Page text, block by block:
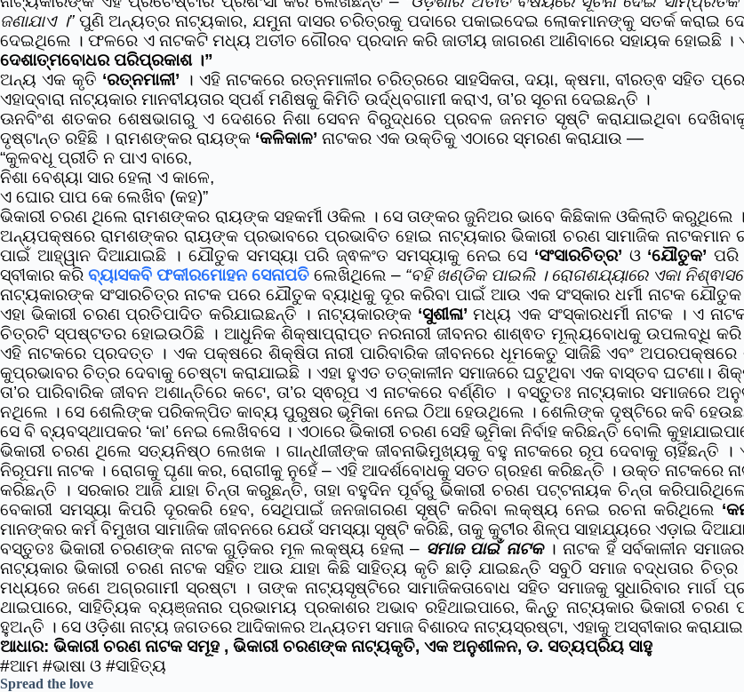
ଜଣାଯାଏ ।”ପୁଣି ଅନ୍ୟତ୍ର ନାଟ୍ୟକାର, ଯମୁନା ଦାସର ଚରିତ୍ରକୁ ପଦାରେ ପକାଇଦେଇ ଲୋକମାନଙ୍କୁ ସତର୍କ କରାଇ
ଦେଇଥିଲେ । ଫଳରେ ଏ ନାଟକଟି ମଧ୍ୟ ଅତୀତ ଗୌରବ ପ୍ରଦାନ କରି ଜାତୀୟ ଜାଗରଣ ଆଣିବାରେ ସହାୟକ ହୋଇଛି ।
ଦେଶାତ୍ମବୋଧର ପରିପ୍ରକାଶ ।”
ଅନ୍ୟ ଏକ କୃତି ‘ରତ୍ନମାଳୀ’ । ଏହି ନାଟକରେ ରତ୍ନମାଳୀର ଚରିତ୍ରରେ ସାହସିକତା, ଦୟା, କ୍ଷମା, ବୀରତ୍ଵ ସହିତ
ଏହାଦ୍ବାରା ନାଟ୍ୟକାର ମାନବୀୟତାର ସ୍ପର୍ଶ ମଣିଷକୁ କିମିତି ଉର୍ଦ୍ଧ୍ବଗାମୀ କରାଏ, ତା’ର ସୂଚନା ଦେଇଛନ୍ତି ।
ଊନବିଂଶ ଶତକର ଶେଷଭାଗରୁ ଏ ଦେଶରେ ନିଶା ସେବନ ବିରୁଦ୍ଧରେ ପ୍ରବଳ ଜନମତ ସୃଷ୍ଟି କରାଯାଇଥିବା
ଦୃଷ୍ଟାନ୍ତ ରହିଛି । ରାମଶଙ୍କର ରାୟଙ୍କ ‘କଳିକାଳ’ ନାଟକର ଏକ ଉକ୍ତିକୁ ଏଠାରେ ସ୍ମରଣ କରାଯାଉ —
“କୁଳବଧୂ ପ୍ରୀତି ନ ପାଏ ବାରେ,
ନିଶା ବେଶ୍ୟା ସାର ହେଲା ଏ କାଳେ,
ଏ ଘୋର ପାପ କେ ଲେଖିବ (କହ)”
ଭିକାରୀ ଚରଣ ଥିଲେ ରାମଶଙ୍କର ରାୟଙ୍କ ସହକର୍ମୀ ଓକିଲ । ସେ ତାଙ୍କର ଜୁନିଅର ଭାବେ କିଛିକାଳ ଓକିଲାତି
ଅନ୍ୟପକ୍ଷରେ ରାମଶଙ୍କର ରାୟଙ୍କ ପ୍ରଭାବରେ ପ୍ରଭାବିତ ହୋଇ ନାଟ୍ୟକାର ଭିକାରୀ ଚରଣ ସାମାଜିକ ନାଟକମାନ
ପାଇଁ ଆହ୍ୱାନ ଦିଆଯାଇଛି । ଯୌତୁକ ସମସ୍ୟା ପରି ଜ୍ଵଳଂତ ସମସ୍ୟାକୁ ନେଇ ସେ ‘ସଂସାରଚିତ୍ର’ ଓ ‘ଯୌତୁକ’ ପରି
ସ୍ବୀକାର କରି ବ୍ୟାସକବି ଫକୀରମୋହନ ସେନାପତି ଲେଖିଥିଲେ – “ବହି ଖଣ୍ଡିକ ପାଇଲି । ରୋଗଶଯ୍ୟାରେ ଏକା
ନାଟ୍ୟକାରଙ୍କ ସଂସାରଚିତ୍ର ନାଟକ ପରେ ଯୌତୁକ ବ୍ୟାଧିକୁ ଦୂର କରିବା ପାଇଁ ଆଉ ଏକ ସଂସ୍କାର ଧର୍ମୀ ନାଟକ
ଏହା ଭିକାରୀ ଚରଣ ପ୍ରତିପାଦିତ କରିଯାଇଛନ୍ତି । ନାଟ୍ୟକାରଙ୍କ ‘ସୁଶୀଳା’ ମଧ୍ୟ ଏକ ସଂସ୍କାରଧର୍ମୀ ନାଟକ । ଏ
ଚିତ୍ରଟି ସ୍ପଷ୍ଟତର ହୋଇଉଠିଛି । ଆଧୁନିକ ଶିକ୍ଷାପ୍ରାପ୍ତ ନରନାରୀ ଜୀବନର ଶାଶ୍ଵତ ମୂଲ୍ୟବୋଧକୁ ଉପଲବ୍ଧି
ଏହି ନାଟକରେ ପ୍ରଦତ୍ତ । ଏକ ପକ୍ଷରେ ଶିକ୍ଷିତା ନାରୀ ପାରିବାରିକ ଜୀବନରେ ଧୂମକେତୁ ସାଜିଛି ଏବଂ
କୁପ୍ରଭାବର ଚିତ୍ର ଦେବାକୁ ଚେଷ୍ଟା କରାଯାଇଛି । ଏହା ହୁଏତ ତତ୍କାଳୀନ ସମାଜରେ ଘଟୁଥିବା ଏକ ବାସ୍ତବ ଘଟଣା।
ତା’ର ପାରିବାରିକ ଜୀବନ ଅଶାନ୍ତିରେ କଟେ, ତା’ର ସ୍ଵରୂପ ଏ ନାଟକରେ ବର୍ଣ୍ଣିତ । ବସ୍ତୁତଃ ନାଟ୍ୟକାର
ନଥିଲେ । ସେ ଶେଲିଙ୍କ ପରିକଳ୍ପିତ କାବ୍ୟ ପୁରୁଷର ଭୂମିକା ନେଇ ଠିଆ ହେଉଥିଲେ । ଶେଲିଙ୍କ ଦୃଷ୍ଟିରେ କବି
ସେ ବି ବ୍ୟବସ୍ଥାପକର ‘କା’ ନେଇ ଲେଖିବସେ । ଏଠାରେ ଭିକାରୀ ଚରଣ ସେହି ଭୂମିକା ନିର୍ବାହ କରିଛନ୍ତି ବୋଲି
ଭିକାରୀ ଚରଣ ଥିଲେ ସତ୍ୟନିଷ୍ଠ ଲେଖକ । ଗାନ୍ଧୀଜୀଙ୍କ ଜୀବନାଭିମୁଖ୍ୟକୁ ବହୁ ନାଟକରେ ରୂପ ଦେବାକୁ ଚାହିଁଛନ୍ତି
ନିରୂପମା ନାଟକ । ରୋଗକୁ ଘୃଣା କର, ରୋଗୀକୁ ନୁହେଁ – ଏହି ଆଦର୍ଶବୋଧକୁ ସତତ ଗ୍ରହଣ କରିଛନ୍ତି । ଉକ୍ତ ନାଟକରେ
କରିଛନ୍ତି । ସରକାର ଆଜି ଯାହା ଚିନ୍ତା କରୁଛନ୍ତି, ତାହା ବହୁଦିନ ପୂର୍ବରୁ ଭିକାରୀ ଚରଣ ପଟ୍ଟନାୟକ ଚିନ୍ତା
ବେକାରୀ ସମସ୍ୟା କିପରି ଦୂରକରି ହେବ, ସେଥିପାଇଁ ଜନଜାଗରଣ ସୃଷ୍ଟି କରିବା ଲକ୍ଷ୍ୟ ନେଇ ରଚନା କରିଥିଲେ
ମାନଙ୍କର କର୍ମ ବିମୁଖତା ସାମାଜିକ ଜୀବନରେ ଯେଉଁ ସମସ୍ୟା ସୃଷ୍ଟି କରିଛି, ତାକୁ କୁଟୀର ଶିଳ୍ପ ସାହାଯ୍ୟରେ ଏଡ଼ାଇ
ବସ୍ତୁତଃ ଭିକାରୀ ଚରଣଙ୍କ ନାଟକ ଗୁଡ଼ିକର ମୂଳ ଲକ୍ଷ୍ୟ ହେଲା – ସମାଜ ପାଇଁ ନାଟକ। ନାଟକ ହିଁ ସର୍ବକାଳୀନ
ନାଟ୍ୟକାର ଭିକାରୀ ଚରଣ ନାଟକ ସହିତ ଆଉ ଯାହା କିଛି ସାହିତ୍ୟ କୃତି ଛାଡ଼ି ଯାଇଛନ୍ତି ସବୁଠି ସମାଜ ବଦ୍ଧତାର
ମଧ୍ୟରେ ଜଣେ ଅଗ୍ରଗାମୀ ସ୍ରଷ୍ଟା । ତାଙ୍କ ନାଟ୍ୟସୃଷ୍ଟିରେ ସାମାଜିକତାବୋଧ ସହିତ ସମାଜକୁ ସୁଧାରିବାର ମାର୍ଗ
ଥାଇପାରେ, ସାହିତ୍ୟିକ ବ୍ୟଞ୍ଜନାର ପ୍ରଭାମୟ ପ୍ରକାଶର ଅଭାବ ରହିଥାଇପାରେ, କିନ୍ତୁ ନାଟ୍ୟକାର ଭିକାରୀ
ହୁଅନ୍ତି । ସେ ଓଡ଼ିଶା ନାଟ୍ୟ ଜଗତରେ ଆଦିକାଳର ଅନ୍ୟତମ ସମାଜ ବିଶାରଦ ନାଟ୍ୟସ୍ରଷ୍ଟା, ଏହାକୁ ଅସ୍ବୀକାର କରାଯାଇ
ଆଧାର: ଭିକାରୀ ଚରଣ ନାଟକ ସମୂହ , ଭିକାରୀ ଚରଣଙ୍କ ନାଟ୍ୟକୃତି, ଏକ ଅନୁଶୀଳନ, ଡ. ସତ୍ୟପ୍ରିୟ ସାହୁ
#ଆମ #ଭାଷା ଓ #ସାହିତ୍ୟ
Spread the love